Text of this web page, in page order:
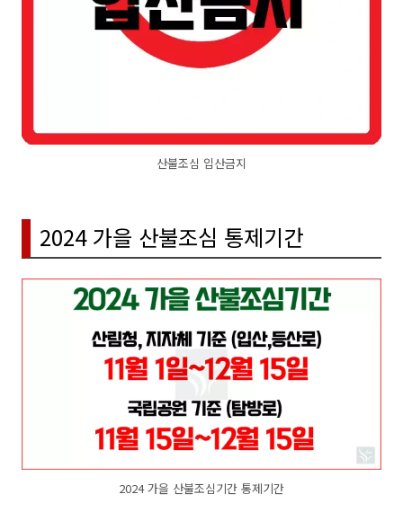
산불조심 입산금지
2024 가을 산불조심 통제기간
2024 가을 산불조심기간 통제기간